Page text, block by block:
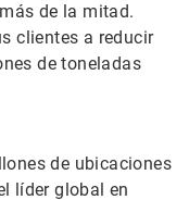
de la mitad.
clientes a reducir
de toneladas
de ubicaciones
líder global en